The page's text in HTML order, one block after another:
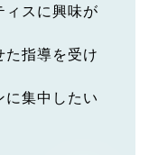
ィスに興味が
た指導を受け
に集中したい